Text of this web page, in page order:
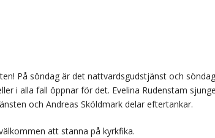
På söndag är det nattvardsgudstjänst och
i alla fall öppnar för det. Evelina Rudenstam
och Andreas Sköldmark delar eftertankar.
att stanna på kyrkfika.